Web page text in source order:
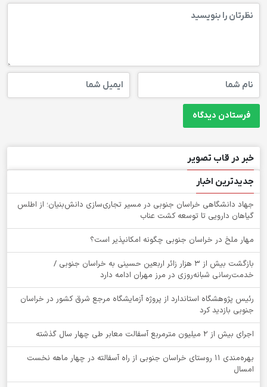
خبر در قاب تصویر
جدیدترین اخبار
جهاد دانشگاهی خراسان جنوبی در مسیر تجاری‌سازی دانش‌بنیان؛ از اطلس
گیاهان دارویی تا توسعه کشت عناب
‌مهار ملخ در خراسان جنوبی چگونه امکانپذیر است؟
بازگشت بیش از ۳ هزار زائر اربعین حسینی به خراسان جنوبی /
خدمت‌رسانی شبانه‌روزی در مرز مهران ادامه دارد
رئیس پژوهشگاه استاندارد از پروژه آزمایشگاه مرجع شرق کشور در خراسان
جنوبی بازدید کرد
اجرای بیش از ۲ میلیون مترمربع آسفالت معابر طی چهار سال گذشته
بهره‌مندی ۱۱ روستای خراسان جنوبی از راه آسفالته در چهار ماهه نخست
امسال